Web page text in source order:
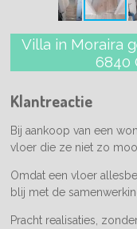
Villa in Moraira
6840
Klantreactie
Bij aankoop van een
vloer die ze niet zo
Omdat een vloer
blij met de
Pracht realisaties,